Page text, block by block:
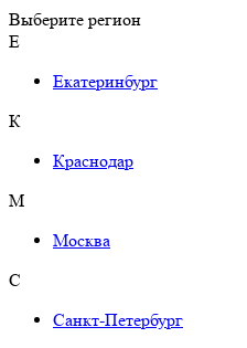
Выберите регион
Е
Екатеринбург
К
Краснодар
М
Москва
С
Санкт-Петербург